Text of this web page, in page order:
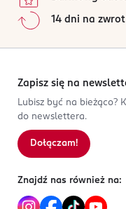
14 dni na
Zapisz się na
Lubisz być na bieżąco?
do newslettera.
Dołączam!
Znajdź nas również na: